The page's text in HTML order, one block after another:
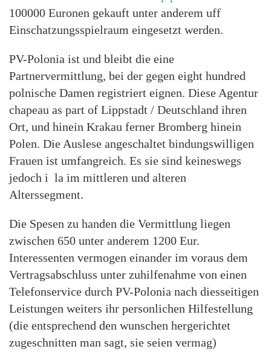
100000 Euronen gekauft unter anderem uff
Einschatzungsspielraum eingesetzt werden.
PV-Polonia ist und bleibt die eine
Partnervermittlung, bei der gegen eight hundred
polnische Damen registriert eignen. Diese Agentur
chapeau as part of Lippstadt / Deutschland ihren
Ort, und hinein Krakau ferner Bromberg hinein
Polen. Die Auslese angeschaltet bindungswilligen
Frauen ist umfangreich. Es sie sind keineswegs
jedoch i la im mittleren und alteren
Alterssegment.
Die Spesen zu handen die Vermittlung liegen
zwischen 650 unter anderem 1200 Eur.
Interessenten vermogen einander im voraus dem
Vertragsabschluss unter zuhilfenahme von einen
Telefonservice durch PV-Polonia nach diesseitigen
Leistungen weiters ihr personlichen Hilfestellung
(die entsprechend den wunschen hergerichtet
zugeschnitten man sagt, sie seien vermag)